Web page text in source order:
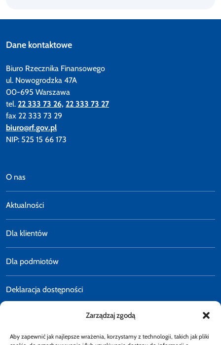
Zarządzaj zgodą
Aby zapewnić jak najlepsze wrażenia, korzystamy z technologii, takich jak pliki
Dane kontaktowe
Biuro Rzecznika Finansowego
ul. Nowogrodzka 47A
00-695 Warszawa
tel. 22 333 73 26, 22 333 73 27
fax 22 333 73 29
biuro@rf.gov.pl
NIP: 525 15 66 173
O nas
Aktualności
Dla klientów
Dla podmiotów
Deklaracja dostępności